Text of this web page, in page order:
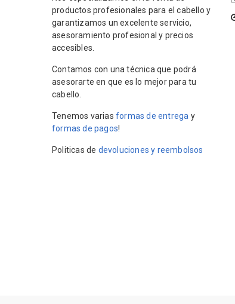
productos profesionales para el cabello y
garantizamos un excelente servicio,
asesoramiento profesional y precios
accesibles.
Contamos con una técnica que podrá
asesorarte en que es lo mejor para tu
cabello.
Tenemos varias formas de entrega y
formas de pagos!
Politicas de devoluciones y reembolsos